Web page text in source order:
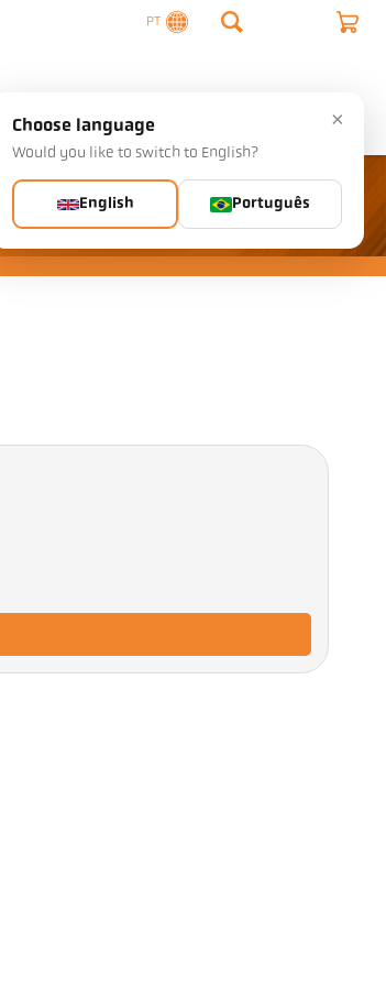
PT
Contacto ×
Choose language
Would you like to switch to English?
English Português